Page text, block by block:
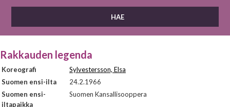
Rakkauden legenda
Koreografi
Sylvestersson, Elsa
Suomen ensi-ilta
24.2.1966
Suomen ensi-
iltapaikka
Suomen Kansallisooppera